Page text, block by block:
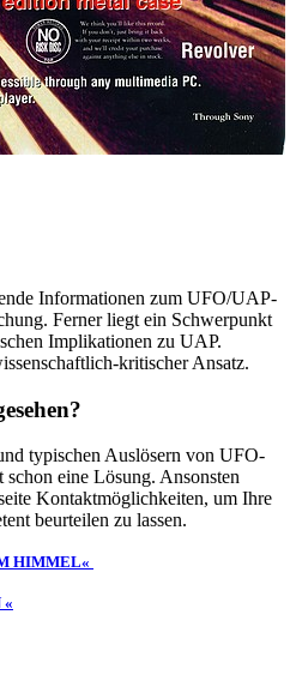
Informationen zum UFO/UAP-
Ferner liegt ein Schwerpunkt
Implikationen zu UAP.
kritischer Ansatz.
typischen Auslösern von UFO-
eine Lösung. Ansonsten
Kontaktmöglichkeiten, um Ihre
beurteilen zu lassen.
HIMMEL«
«